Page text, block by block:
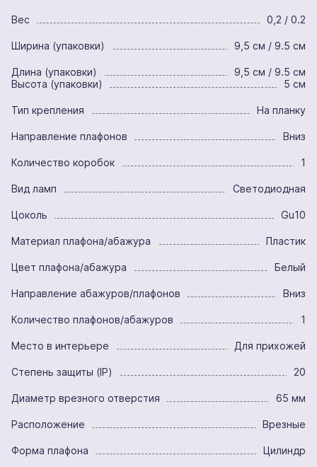
Вес 0,2 / 0.2
Ширина (упаковки) 9,5 см / 9.5 см
Длина (упаковки)
9,5 см / 9.5 см
Высота (упаковки)
5 см
Тип крепления На планку
Направление плафонов Вниз
Количество коробок 1
Вид ламп Светодиодная
Цоколь Gu10
Материал плафона/абажура Пластик
Цвет плафона/абажура Белый
Направление абажуров/плафонов Вниз
Количество плафонов/абажуров 1
Место в интерьере Для прихожей
Степень защиты (IP) 20
Диаметр врезного отверстия 65 мм
Расположение Врезные
Форма плафона Цилиндр